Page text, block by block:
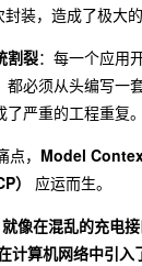
封装，造成了极大的
割裂：每一个应用
都必须从头编写一
严重的工程重复。
， Model
）
应运而生。
像在混乱的充电
计算机网络中引入